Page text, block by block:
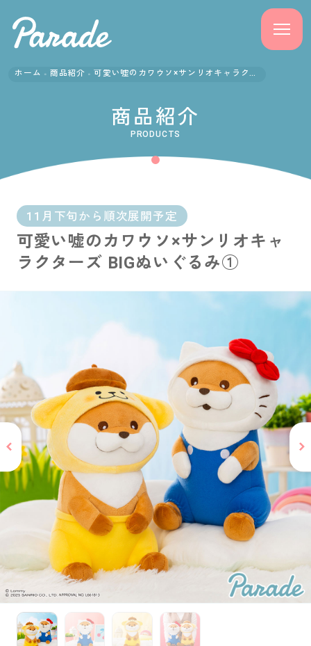
よくある質問
会社概要
採用情報
お問い合わせ
PRIZE 公式 X
PRIZE 公式 Instagram
CAPSULE TOY 公式 X
CAPSULE TOY 公式 Instagram
プライバシーポリシー
ホーム 商品紹介 可愛い嘘のカワウソ×サンリオキャラクターズ BIGぬいぐるみ①
商品紹介
PRODUCTS
11月下旬から順次展開予定
可愛い嘘のカワウソ×サンリオキャ
ラクターズ BIGぬいぐるみ①